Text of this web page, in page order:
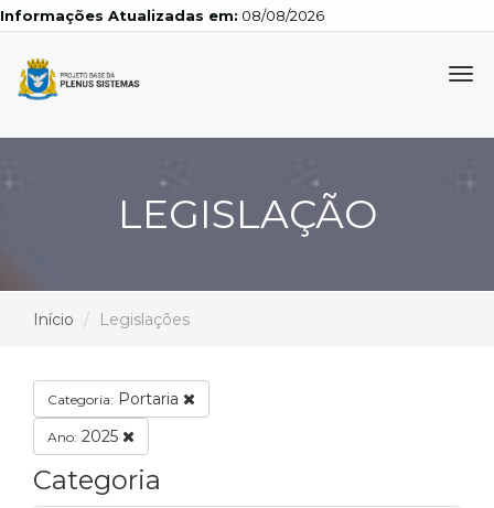
Atualizadas em: 08/08/2026
LEGISLAÇÃO
Início Legislações
Categoria: Portaria
Ano: 2025
Categoria